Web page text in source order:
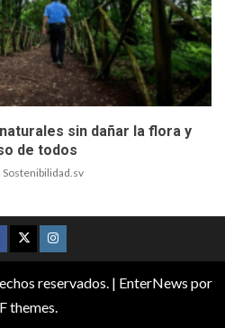
sin dañar la flora y
de todos
Sostenibilidad.sv
reservados. | EnterNews por
themes.